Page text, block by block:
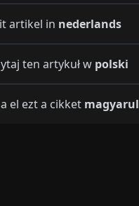
artikel in nederlands
ten artykuł w polski
el ezt a cikket magyarul